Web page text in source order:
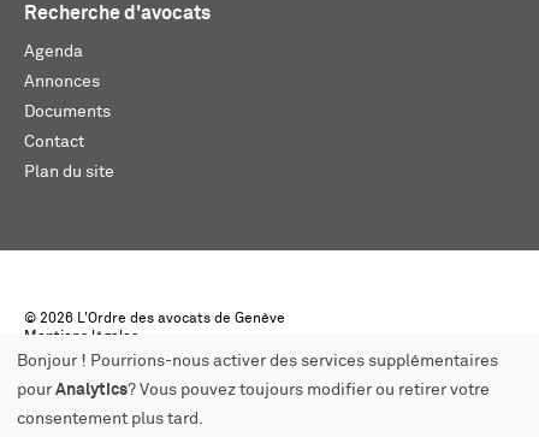
Recherche d'avocats
Agenda
Annonces
Documents
Contact
Plan du site
© 2026 L'Ordre des avocats de Genève
Mentions légales
Créé par monoloco
Bonjour ! Pourrions-nous activer des services supplémentaires
pour Analytics? Vous pouvez toujours modifier ou retirer votre
consentement plus tard.